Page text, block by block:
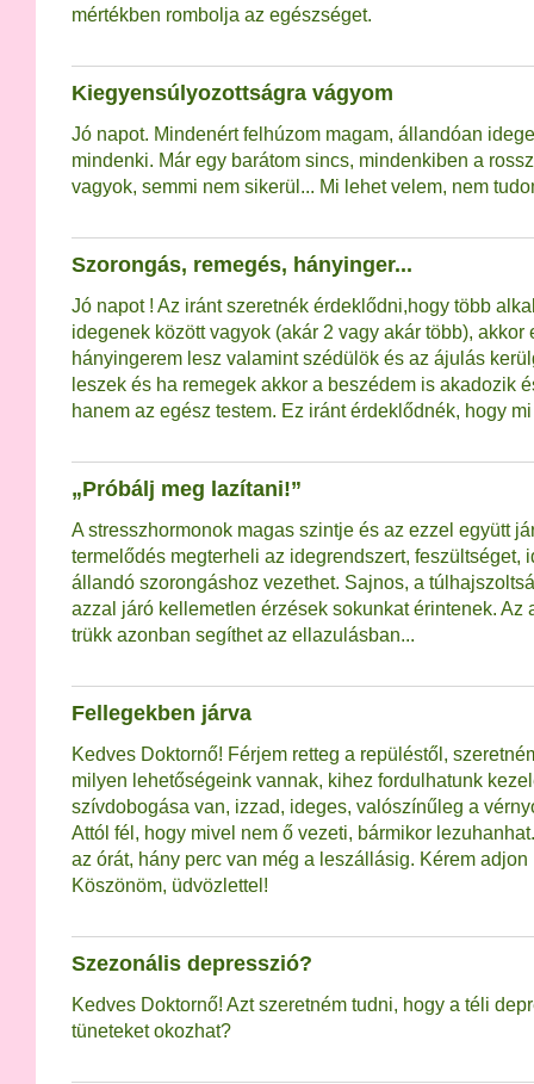
mértékben rombolja az egészséget.
Kiegyensúlyozottságra vágyom
Jó napot. Mindenért felhúzom magam, állandóan
mindenki. Már egy barátom sincs, mindenkiben a
vagyok, semmi nem sikerül... Mi lehet velem, nem
Szorongás, remegés, hányinger...
Jó napot ! Az iránt szeretnék érdeklődni,hogy több
idegenek között vagyok (akár 2 vagy akár több), akkor
hányingerem lesz valamint szédülök és az ájulás
leszek és ha remegek akkor a beszédem is akadozik
hanem az egész testem. Ez iránt érdeklődnék, hogy
„Próbálj meg lazítani!”
A stresszhormonok magas szintje és az ezzel együtt
termelődés megterheli az idegrendszert, feszültséget,
állandó szorongáshoz vezethet. Sajnos, a
azzal járó kellemetlen érzések sokunkat érintenek. Az
trükk azonban segíthet az ellazulásban...
Fellegekben járva
Kedves Doktornő! Férjem retteg a repüléstől,
milyen lehetőségeink vannak, kihez fordulhatunk
szívdobogása van, izzad, ideges, valószínűleg a
Attól fél, hogy mivel nem ő vezeti, bármikor
az órát, hány perc van még a leszállásig. Kérem
Köszönöm, üdvözlettel!
Szezonális depresszió?
Kedves Doktornő! Azt szeretném tudni, hogy a téli
tüneteket okozhat?